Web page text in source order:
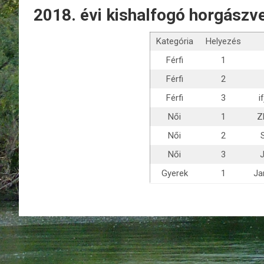
2018. évi kishalfogó
Kategória Helyezés
Férfi
1
Férfi
2
Férfi
3
Női
1
Női
2
Női
3
Gyerek
1